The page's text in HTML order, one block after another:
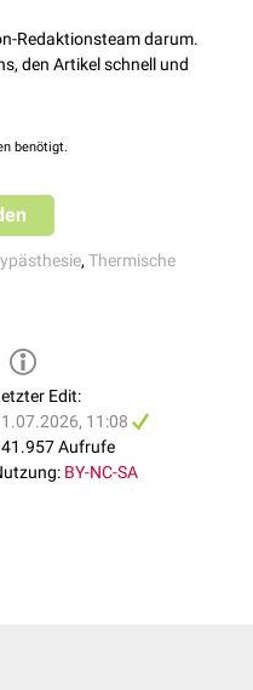
Taubheit
Redaktionsteam darum.
den Artikel schnell und
benötigt.
, Thermische
Edit:
11:08
Aufrufe
BY-NC-SA